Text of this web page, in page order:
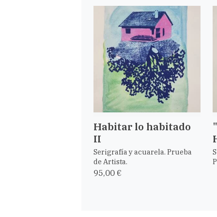
Habitar lo habitado
II
Serigrafía y acuarela. Prueba
de Artista.
95,00 €